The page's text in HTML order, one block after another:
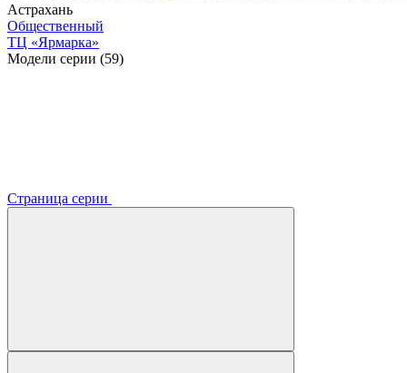
Астрахань
Общественный
ТЦ «Ярмарка»
Модели серии (59)
Страница серии